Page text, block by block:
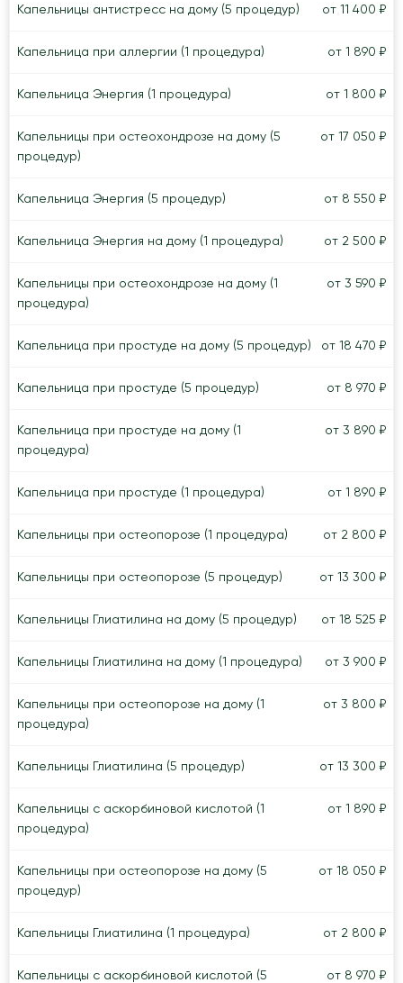
Капельницы антистресс на дому (5 процедур) от 11 400 ₽
Капельница при аллергии (1 процедура) от 1 890 ₽
Капельница Энергия (1 процедура) от 1 800 ₽
Капельницы при остеохондрозе на дому (5
процедур)
от 17 050 ₽
Капельница Энергия (5 процедур) от 8 550 ₽
Капельница Энергия на дому (1 процедура) от 2 500 ₽
Капельницы при остеохондрозе на дому (1
процедура)
от 3 590 ₽
Капельница при простуде на дому (5 процедур) от 18 470 ₽
Капельница при простуде (5 процедур) от 8 970 ₽
Капельница при простуде на дому (1
процедура)
от 3 890 ₽
Капельница при простуде (1 процедура) от 1 890 ₽
Капельницы при остеопорозе (1 процедура) от 2 800 ₽
Капельницы при остеопорозе (5 процедур) от 13 300 ₽
Капельницы Глиатилина на дому (5 процедур) от 18 525 ₽
Капельницы Глиатилина на дому (1 процедура) от 3 900 ₽
Капельницы при остеопорозе на дому (1
процедура)
от 3 800 ₽
Капельницы Глиатилина (5 процедур) от 13 300 ₽
Капельницы с аскорбиновой кислотой (1
процедура)
от 1 890 ₽
Капельницы при остеопорозе на дому (5
процедур)
от 18 050 ₽
Капельницы Глиатилина (1 процедура) от 2 800 ₽
Капельницы с аскорбиновой кислотой (5
от 8 970 ₽